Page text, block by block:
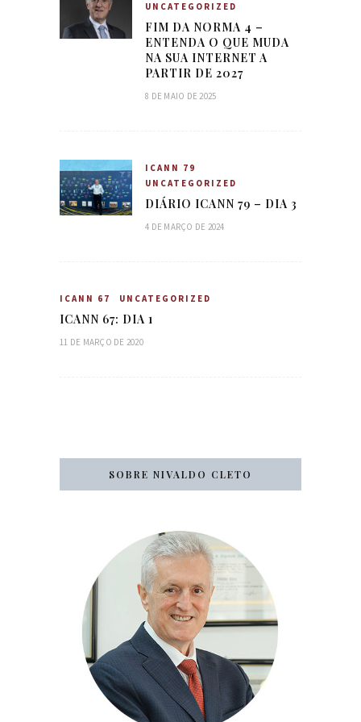
UNCATEGORIZED
FIM DA NORMA 4 –
ENTENDA O QUE MUDA
NA SUA INTERNET A
PARTIR DE 2027
8 DE MAIO DE 2025
ICANN 79
UNCATEGORIZED
DIÁRIO ICANN 79 – DIA 3
4 DE MARÇO DE 2024
ICANN 67 UNCATEGORIZED
ICANN 67: DIA 1
11 DE MARÇO DE 2020
SOBRE NIVALDO CLETO